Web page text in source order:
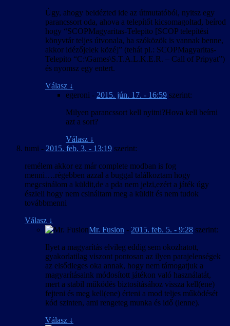
Úgy, ahogy beidézted ide az útmutatóból, nyitsz egy
parancssort oda, ahova a telepítőt kicsomagoltad, beírod
hogy “SCOPMagyaritas-Telepito [SCOP telepítési
könyvtár teljes útvonala, ha szóközök is vannak benne,
akkor idézőjelek közé]” (tehát pl.: SCOPMagyaritas-
Telepito “C:\Games\S.T.A.L.K.E.R. – Call of Pripyat”)
és nyomsz egy entert.
Válasz ↓
egeroni - 2015. jún. 17. - 16:59 szerint:
Milyen parancssort kell nyitni?Hova kell beírni
azt a sort?
Válasz ↓
tumi - 2015. feb. 3. - 13:19 szerint:
remélem akkor ez már complete modban is fog
menni….régebben azzal a buggal találkoztam hogy
megcsinálom a küldit,de a pda nem jelzi,ezért a játék úgy
észleli hogy nem csináltam meg a küldit és nem tudok
továbbmenni
Válasz ↓
Mr. Fusion - 2015. feb. 5. - 9:28 szerint:
Ilyet a magyarítás elvileg eddig sem okozhatott,
gyakorlatilag viszont pontosan az ilyen parajelenségek
az elsődleges oka annak, hogy nem támogatjuk a
magyarításaink módosított játékon való használatát,
mert a stabil működés biztosításához vissza kell(ene)
fejteni és meg kell(ene) érteni a mod teljes működését
kód szinten, ami rengeteg munka és idő (lenne).
Válasz ↓